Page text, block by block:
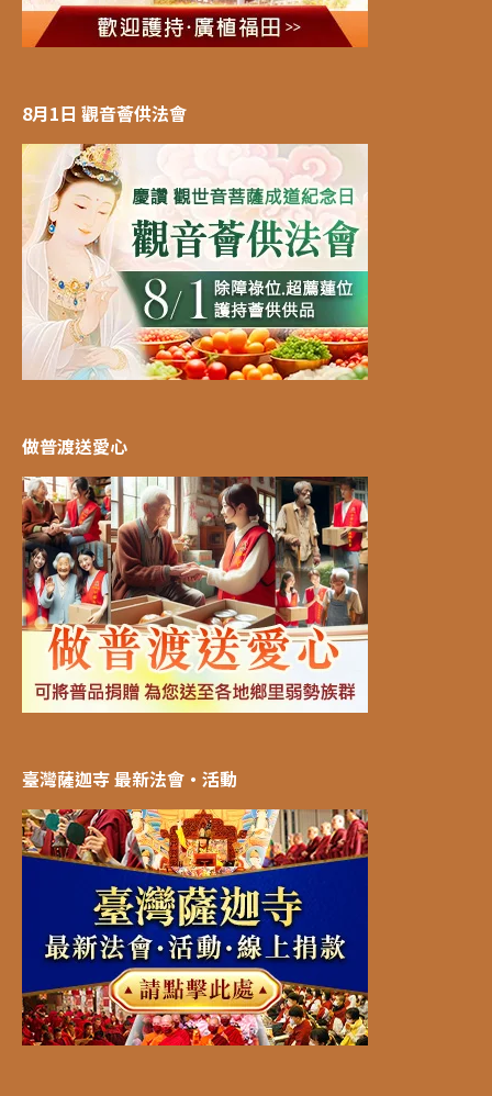
8月1日 觀音薈供法會
做普渡送愛心
臺灣薩迦寺 最新法會‧活動